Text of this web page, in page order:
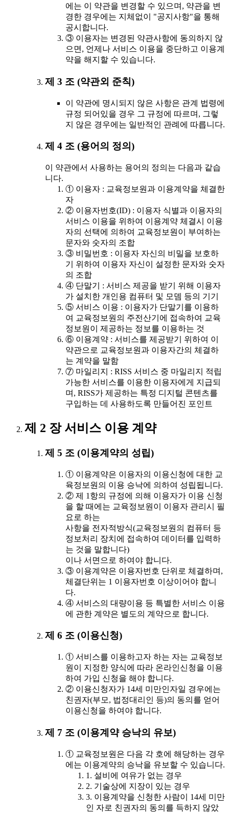
에는 이 약관을 변경할 수 있으며, 약관을 변
경한 경우에는 지체없이 "공지사항"을 통해
공시합니다.
③ 이용자는 변경된 약관사항에 동의하지 않
으면, 언제나 서비스 이용을 중단하고 이용계
약을 해지할 수 있습니다.
제 3 조 (약관외 준칙)
이 약관에 명시되지 않은 사항은 관계 법령에
규정 되어있을 경우 그 규정에 따르며, 그렇
지 않은 경우에는 일반적인 관례에 따릅니다.
제 4 조 (용어의 정의)
이 약관에서 사용하는 용어의 정의는 다음과 같습
니다.
① 이용자 : 교육정보원과 이용계약을 체결한
자
② 이용자번호(ID) : 이용자 식별과 이용자의
서비스 이용을 위하여 이용계약 체결시 이용
자의 선택에 의하여 교육정보원이 부여하는
문자와 숫자의 조합
③ 비밀번호 : 이용자 자신의 비밀을 보호하
기 위하여 이용자 자신이 설정한 문자와 숫자
의 조합
④ 단말기 : 서비스 제공을 받기 위해 이용자
가 설치한 개인용 컴퓨터 및 모뎀 등의 기기
⑤ 서비스 이용 : 이용자가 단말기를 이용하
여 교육정보원의 주전산기에 접속하여 교육
정보원이 제공하는 정보를 이용하는 것
⑥ 이용계약 : 서비스를 제공받기 위하여 이
약관으로 교육정보원과 이용자간의 체결하
는 계약을 말함
⑦ 마일리지 : RISS 서비스 중 마일리지 적립
가능한 서비스를 이용한 이용자에게 지급되
며, RISS가 제공하는 특정 디지털 콘텐츠를
구입하는 데 사용하도록 만들어진 포인트
제 2 장 서비스 이용 계약
제 5 조 (이용계약의 성립)
① 이용계약은 이용자의 이용신청에 대한 교
육정보원의 이용 승낙에 의하여 성립됩니다.
② 제 1항의 규정에 의해 이용자가 이용 신청
을 할 때에는 교육정보원이 이용자 관리시 필
요로 하는
사항을 전자적방식(교육정보원의 컴퓨터 등
정보처리 장치에 접속하여 데이터를 입력하
는 것을 말합니다)
이나 서면으로 하여야 합니다.
③ 이용계약은 이용자번호 단위로 체결하며,
체결단위는 1 이용자번호 이상이어야 합니
다.
④ 서비스의 대량이용 등 특별한 서비스 이용
에 관한 계약은 별도의 계약으로 합니다.
제 6 조 (이용신청)
① 서비스를 이용하고자 하는 자는 교육정보
원이 지정한 양식에 따라 온라인신청을 이용
하여 가입 신청을 해야 합니다.
② 이용신청자가 14세 미만인자일 경우에는
친권자(부모, 법정대리인 등)의 동의를 얻어
이용신청을 하여야 합니다.
제 7 조 (이용계약 승낙의 유보)
① 교육정보원은 다음 각 호에 해당하는 경우
에는 이용계약의 승낙을 유보할 수 있습니다.
1. 설비에 여유가 없는 경우
2. 기술상에 지장이 있는 경우
3. 이용계약을 신청한 사람이 14세 미만
인 자로 친권자의 동의를 득하지 않았